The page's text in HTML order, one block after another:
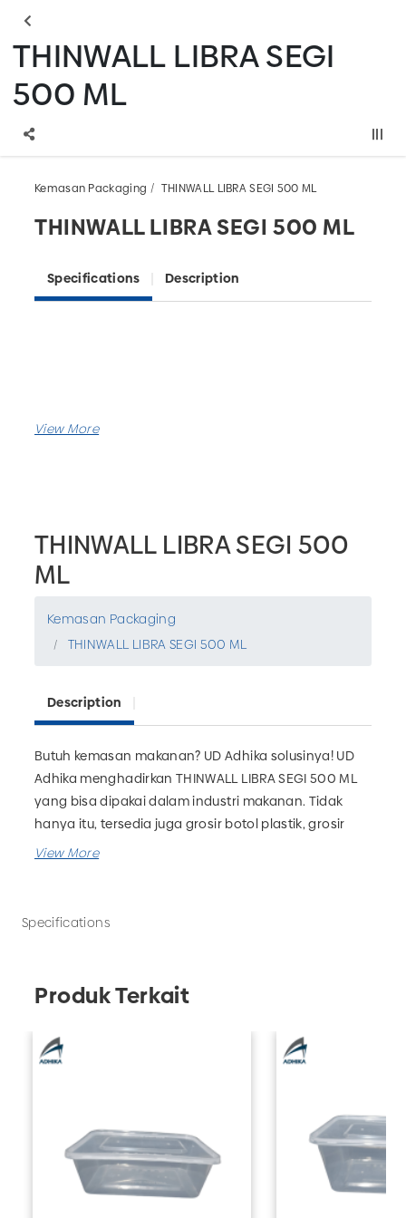
THINWALL LIBRA SEGI
500 ML
Kemasan Packaging THINWALL LIBRA SEGI 500 ML
THINWALL LIBRA SEGI 500 ML
Specifications Description
THINWALL LIBRA SEGI 500
ML
Kemasan Packaging
THINWALL LIBRA SEGI 500 ML
Description
Butuh kemasan makanan? UD Adhika solusinya! UD
Adhika menghadirkan THINWALL LIBRA SEGI 500 ML
yang bisa dipakai dalam industri makanan. Tidak
hanya itu, tersedia juga grosir botol plastik, grosir
kemasan farmasi, grosir kemasan rumah tangga dan
Specifications
Produk Terkait